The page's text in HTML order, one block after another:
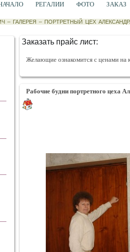
РЕГАЛИИ ФОТО ЗАКАЗ
– ГАЛЕРЕЯ – ПОРТРЕТНЫЙ ЦЕХ
Заказать прайс лист:
Желающие ознакомится с ценами на
Рабочие будни портретного цеха